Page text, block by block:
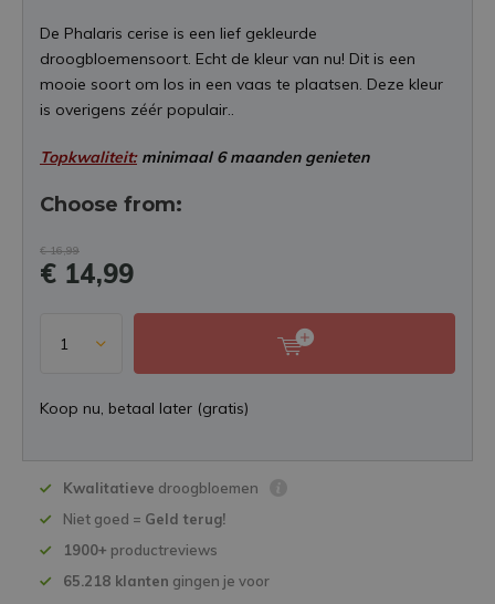
De Phalaris cerise is een lief gekleurde
droogbloemensoort. Echt de kleur van nu! Dit is een
mooie soort om los in een vaas te plaatsen. Deze kleur
is overigens zéér populair..
Topkwaliteit:minimaal 6 maanden genieten
Choose from:
€ 16,99
€ 14,99
Koop nu, betaal later (gratis)
Kwalitatieve droogbloemen
Niet goed = Geld terug!
1900+ productreviews
65.218 klanten gingen je voor